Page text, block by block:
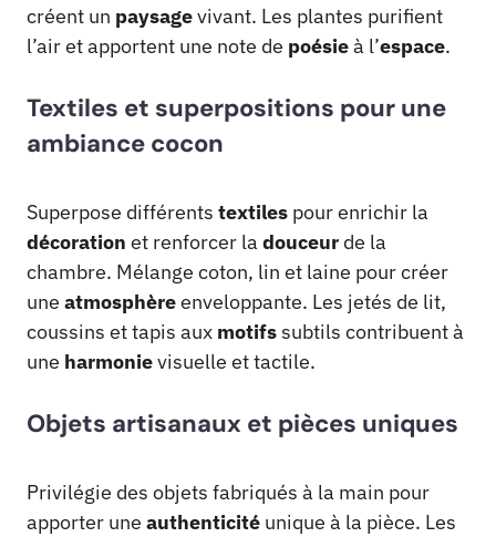
créent un paysagevivant. Les plantes purifient
l’air et apportent une note de poésieà l’espace.
Textiles et superpositions pour une
ambiance cocon
Superpose différents textiles pour enrichir la
décoration et renforcer la douceur de la
chambre. Mélange coton, lin et laine pour créer
une atmosphèreenveloppante. Les jetés de lit,
coussins et tapis aux motifssubtils contribuent à
une harmonievisuelle et tactile.
Objets artisanaux et pièces uniques
Privilégie des objets fabriqués à la main pour
apporter une authenticité unique à la pièce. Les